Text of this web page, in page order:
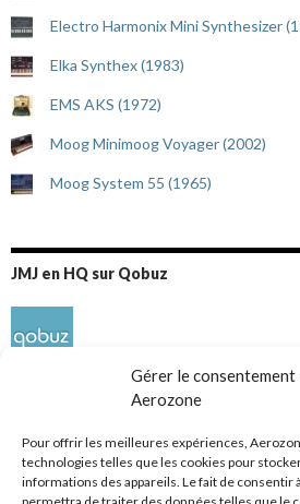
Gérer le consentement
Aerozone
Pour offrir les meilleures expériences,
technologies telles que les cookies pour
informations des appareils. Le fait de consentir
Electro Harmonix Mini Synthesizer
Elka Synthex (1983)
EMS AKS (1972)
Moog Minimoog Voyager (2002)
Moog System 55 (1965)
JMJ en HQ sur Qobuz
Réseaux sociaux